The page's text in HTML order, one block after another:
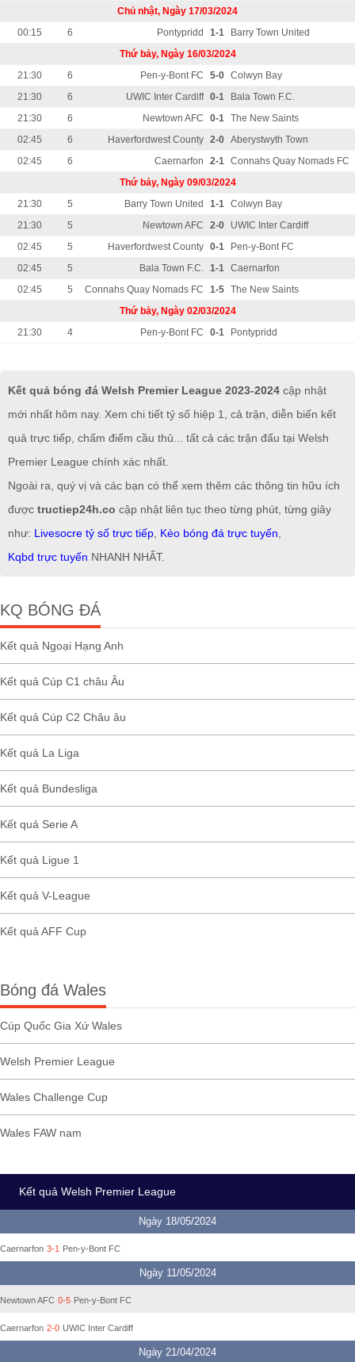
Chủ nhật, Ngày 17/03/2024
00:15
6 Pontypridd 1-1
Barry Town United
Thứ bảy, Ngày 16/03/2024
21:30
6 Pen-y-Bont FC 5-0 Colwyn Bay
21:30
6 UWIC Inter Cardiff 0-1
Bala Town F.C.
21:30
6 Newtown AFC 0-1 The New Saints
02:45
6 Haverfordwest County 2-0 Aberystwyth Town
02:45
6 Caernarfon 2-1 Connahs Quay Nomads FC
Thứ bảy, Ngày 09/03/2024
21:30
5 Barry Town United 1-1 Colwyn Bay
21:30
5 Newtown AFC 2-0
UWIC Inter Cardiff
02:45
5 Haverfordwest County 0-1
Pen-y-Bont FC
02:45
5 Bala Town F.C. 1-1 Caernarfon
02:45
5 Connahs Quay Nomads FC 1-5 The New Saints
Thứ bảy, Ngày 02/03/2024
21:30
4 Pen-y-Bont FC 0-1 Pontypridd
Kết quả bóng đá Welsh Premier League 2023-2024 cập nhật
mới nhất hôm nay. Xem chi tiết tỷ số hiệp 1, cả trận, diễn biến kết
quả trực tiếp, chấm điểm cầu thủ... tất cả các trận đấu tại Welsh
Premier League chính xác nhất.
Ngoài ra, quý vị và các bạn có thể xem thêm các thông tin hữu ích
được tructiep24h.co cập nhật liên tục theo từng phút, từng giây
như: Livesocre tỷ số trực tiếp Kèo bóng đá trực tuyến
Kqbd trực tuyến NHANH NHẤT.
KQ BÓNG ĐÁ
Kết quả Ngoại Hạng Anh
Kết quả Cúp C1 châu Âu
Kết quả Cúp C2 Châu âu
Kết quả La Liga
Kết quả Bundesliga
Kết quả Serie A
Kết quả Ligue 1
Kết quả V-League
Kết quả AFF Cup
Bóng đá Wales
Cúp Quốc Gia Xứ Wales
Welsh Premier League
Wales Challenge Cup
Wales FAW nam
Kết quả Welsh Premier League
Ngày 18/05/2024
Caernarfon 3-1 Pen-y-Bont FC
Ngày 11/05/2024
Newtown AFC 0-5 Pen-y-Bont FC
Caernarfon 2-0 UWIC Inter Cardiff
Ngày 21/04/2024